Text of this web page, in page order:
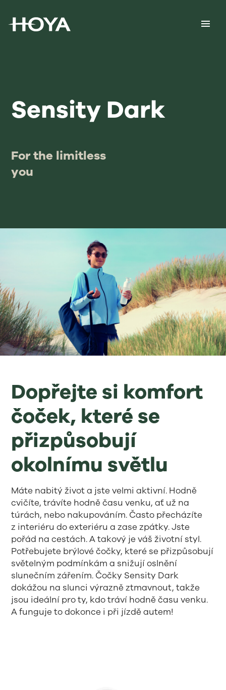
For the limitless
you
Sensity Dark
Dopřejte si komfort
čoček, které se
přizpůsobují
okolnímu světlu
Máte nabitý život a jste velmi aktivní. Hodně
cvičíte, trávíte hodně času venku, ať už na
túrách, nebo nakupováním. Často přecházíte
z interiéru do exteriéru a zase zpátky. Jste
pořád na cestách. A takový je váš životní styl.
Potřebujete brýlové čočky, které se přizpůsobují
světelným podmínkám a snižují oslnění
slunečním zářením. Čočky Sensity Dark
dokážou na slunci výrazně ztmavnout, takže
jsou ideální pro ty, kdo tráví hodně času venku.
A funguje to dokonce i při jízdě autem!